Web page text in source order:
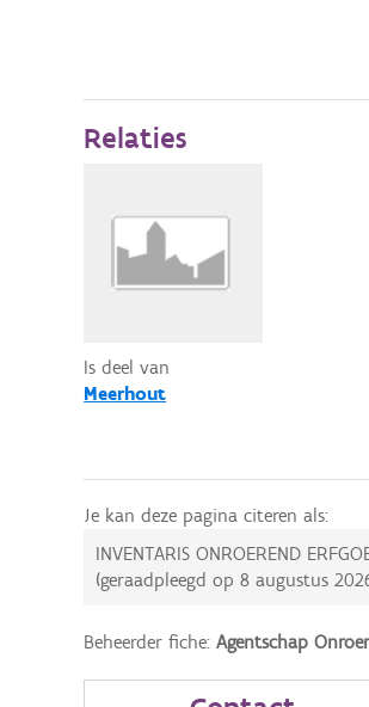
Relaties
Is deel van
Meerhout
Je kan deze pagina citeren als:
INVENTARIS ONROEREND
(geraadpleegd op8 augustus
Beheerder fiche:Agentschap